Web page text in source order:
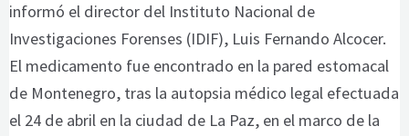
informó el director del Instituto Nacional de
Investigaciones Forenses (IDIF), Luis Fernando Alcocer.
El medicamento fue encontrado en la pared estomacal
de Montenegro, tras la autopsia médico legal efectuada
el 24 de abril en la ciudad de La Paz, en el marco de la